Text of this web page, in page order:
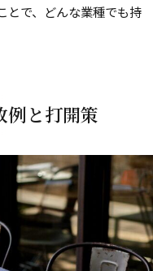
とで、どんな業種でも持
例と打開策